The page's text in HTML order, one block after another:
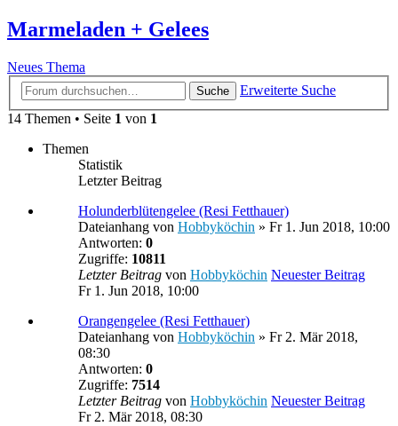
Marmeladen + Gelees
Neues Thema
Suche
Erweiterte Suche
14 Themen • Seite 1 von 1
Themen
Statistik
Letzter Beitrag
Holunderblütengelee (Resi Fetthauer)
Dateianhang von Hobbyköchin » Fr 1. Jun 2018, 10:00
Antworten: 0
Zugriffe: 10811
Letzter Beitrag von Hobbyköchin Neuester Beitrag
Fr 1. Jun 2018, 10:00
Orangengelee (Resi Fetthauer)
Dateianhang von Hobbyköchin » Fr 2. Mär 2018,
08:30
Antworten: 0
Zugriffe: 7514
Letzter Beitrag von Hobbyköchin Neuester Beitrag
Fr 2. Mär 2018, 08:30